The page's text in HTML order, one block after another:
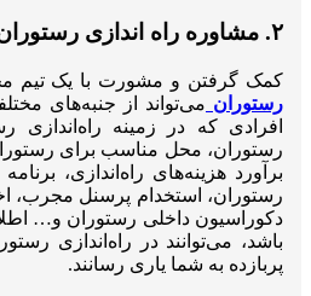
۲. مشاوره راه‌ اندازی رستوران
کمک گرفتن و مشورت با یک تیم
رستوران می‌تواند از جنبه‌های
افرادی که در زمینه راه‌اندازی
رستوران، محل مناسب برای
برآورد هزینه‌های راه‌اندازی،
رستوران، استخدام پرسنل مجرب،
دکوراسیون داخلی رستوران و…
باشد، می‌توانند در راه‌اندازی
پربازده به شما یاری رسانند.